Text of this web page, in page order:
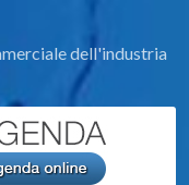
dell'industria